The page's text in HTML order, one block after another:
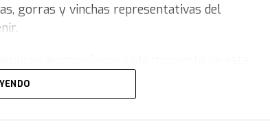
gorras y vinchas representativas del
de una emotiva obra de teatro sobre la
por carteles coloridos, distintos
del movimiento, y el equipo de danza de la